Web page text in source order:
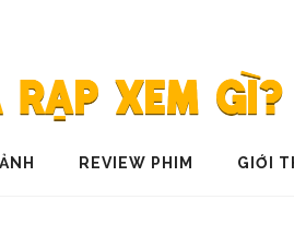
REVIEW PHIM GIỚI